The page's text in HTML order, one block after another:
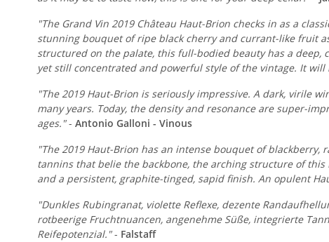
"The Grand Vin 2019 Château Haut-Brion checks in as a
stunning bouquet of ripe black cherry and currant-like fruit
structured on the palate, this full-bodied beauty has a deep,
yet still concentrated and powerful style of the vintage. It
"The 2019 Haut-Brion is seriously impressive. A dark, virile
many years. Today, the density and resonance are super-
ages."-Antonio Galloni - Vinous
"The 2019 Haut-Brion has an intense bouquet of
tannins that belie the backbone, the arching structure of
and a persistent, graphite-tinged, sapid finish. An opulent
"Dunkles Rubingranat, violette Reflexe, dezente
rotbeerige Fruchtnuancen, angenehme Süße, integrierte
Reifepotenzial."- Falstaff